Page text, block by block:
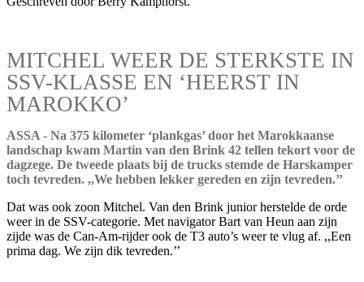
MITCHEL WEER DE STERKSTE IN
SSV-KLASSE EN ‘HEERST IN
MAROKKO’
ASSA - Na 375 kilometer ‘plankgas’ door het Marokkaanse
landschap kwam Martin van den Brink 42 tellen tekort voor de
dagzege. De tweede plaats bij de trucks stemde de Harskamper
toch tevreden. ,,We hebben lekker gereden en zijn tevreden.’’
Dat was ook zoon Mitchel. Van den Brink junior herstelde de orde
weer in de SSV-categorie. Met navigator Bart van Heun aan zijn
zijde was de Can-Am-rijder ook de T3 auto’s weer te vlug af. ,,Een
prima dag. We zijn dik tevreden.’’